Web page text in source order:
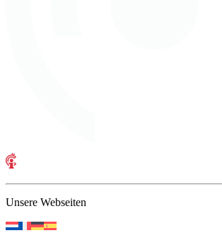
Unsere Webseiten